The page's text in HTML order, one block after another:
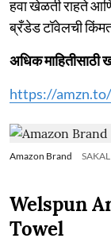
हवा खेळती राहते
ब्रँडेड टॉवेलची
अधिक माहितीसाठी
https://
Amazon Brand
Welspun
Towel